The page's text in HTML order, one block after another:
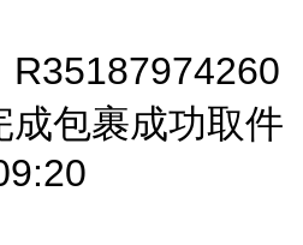
R35187974260
成包裹成功取件